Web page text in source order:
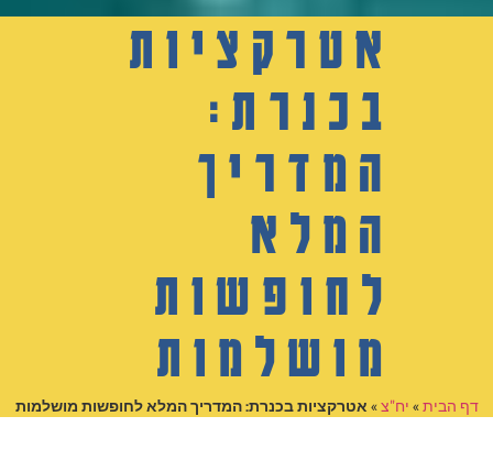
אטרקציות
בכנרת:
המדריך
המלא
לחופשות
מושלמות
דף הבית» יח"צ» אטרקציות בכנרת: המדריך המלא לחופשות מושלמות